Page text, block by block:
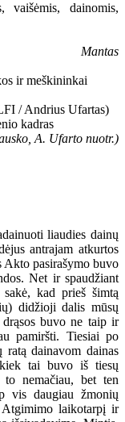
vaišėmis, dainomis,
Mantas
A. Ufarto nuotr.)
liaudies dainų
antrajam atkurtos
pasirašymo buvo
Net ir spaudžiant
kad prieš šimtą
didžioji dalis mūsų
buvo ne taip ir
pamiršti. Tiesiai po
dainavom dainas
tai buvo iš tiesų
to nemačiau, bet ten
vis daugiau žmonių
Atgimimo laikotarpį ir